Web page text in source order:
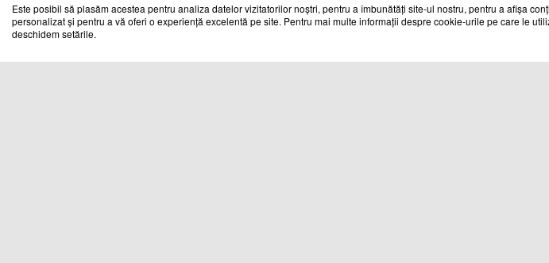
Cod produs 129 lei Cod produs
Este posibil să plasăm acestea pentru analiza datelor vizitatorilor noștri, pentru a îmbunătăți site-ul nostru, pentru a afișa
personalizat și pentru a vă oferi o experiență excelentă pe site. Pentru mai multe informații despre cookie-urile pe care le
deschidem setările.